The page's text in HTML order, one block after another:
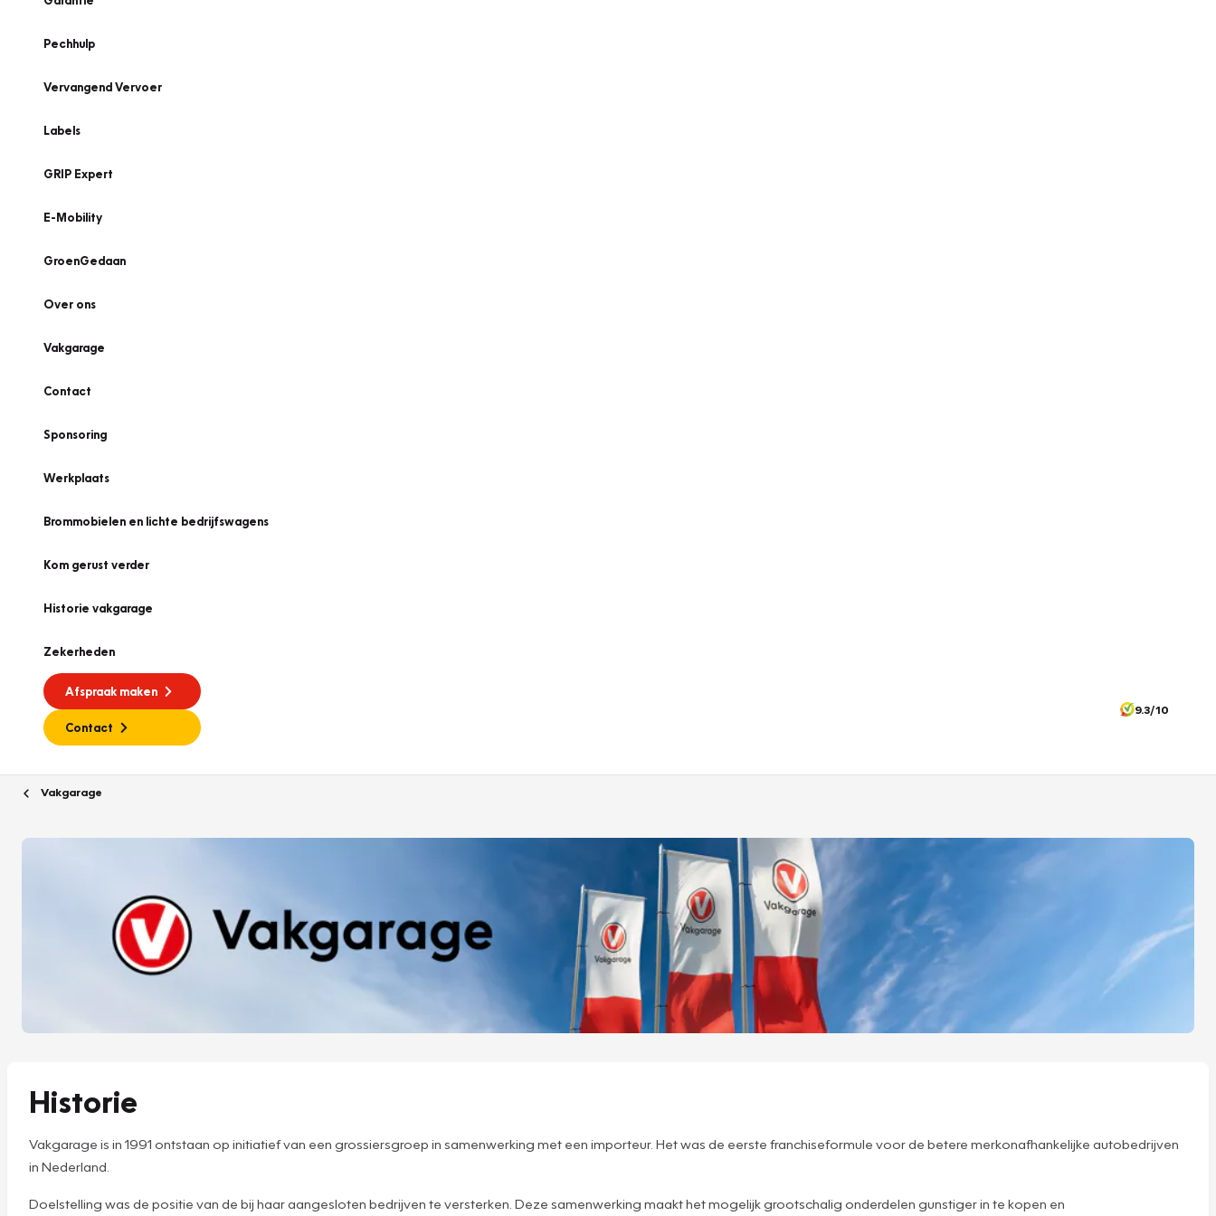
Pechhulp
Vervangend Vervoer
Labels
GRIP Expert
E-Mobility
GroenGedaan
Over ons
Vakgarage
Contact
Sponsoring
Werkplaats
Brommobielen en lichte bedrijfswagens
Kom gerust verder
Historie vakgarage
Zekerheden
Afspraak maken
Contact
9.3/10
Vakgarage
Historie
Vakgarage is in 1991 ontstaan op initiatief van een grossiersgroep in samenwerking met een importeur. Het was de eerste franchiseformule voor de betere merkonafhankelijke autobedrijven
in Nederland.
Doelstelling was de positie van de bij haar aangesloten bedrijven te versterken. Deze samenwerking maakt het mogelijk grootschalig onderdelen gunstiger in te kopen en